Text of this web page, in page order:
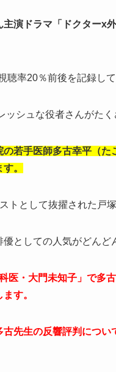
演ドラマ「ドクターx
聴率20％前後を記録し
シュな役者さんがたく
若手医師多古幸平（
。
トとして抜擢された戸塚
としての人気がどんど
医・大門未知子」で多
す。
古先生の反響評判につい